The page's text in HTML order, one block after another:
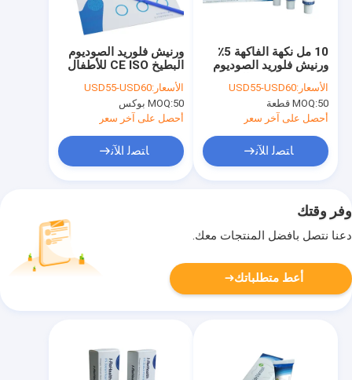
ورنيش فلوريد الصوديوم
البطيخ CE ISO للأطفال
والكبار
الأسعار:USD55-USD60
MOQ:50 بوكس
أحصل على آخر سعر
ﺎﺘﺼﻟ ﺍﻶﻧ
10 مل نكهة الفاكهة 5٪
ورنيش فلوريد الصوديوم
في طب الأسنان CE ISO
الأسعار:USD55-USD60
MOQ:50 قطعة
أحصل على آخر سعر
ﺎﺘﺼﻟ ﺍﻶﻧ
وفر وقتك
دعنا نتصل بأفضل المنتجات معك.
أعط متطلباتك